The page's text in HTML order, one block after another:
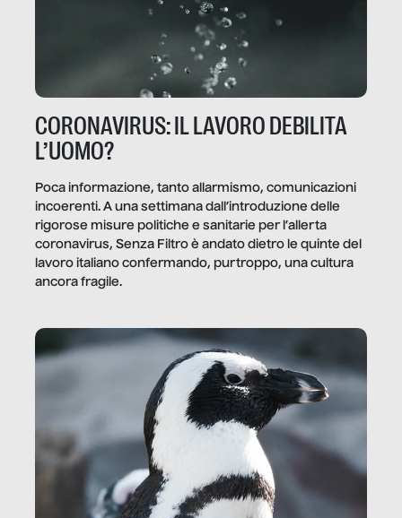
CORONAVIRUS: IL LAVORO DEBILITA
L’UOMO?
Poca informazione, tanto allarmismo, comunicazioni
incoerenti. A una settimana dall’introduzione delle
rigorose misure politiche e sanitarie per l’allerta
coronavirus, Senza Filtro è andato dietro le quinte del
lavoro italiano confermando, purtroppo, una cultura
ancora fragile.